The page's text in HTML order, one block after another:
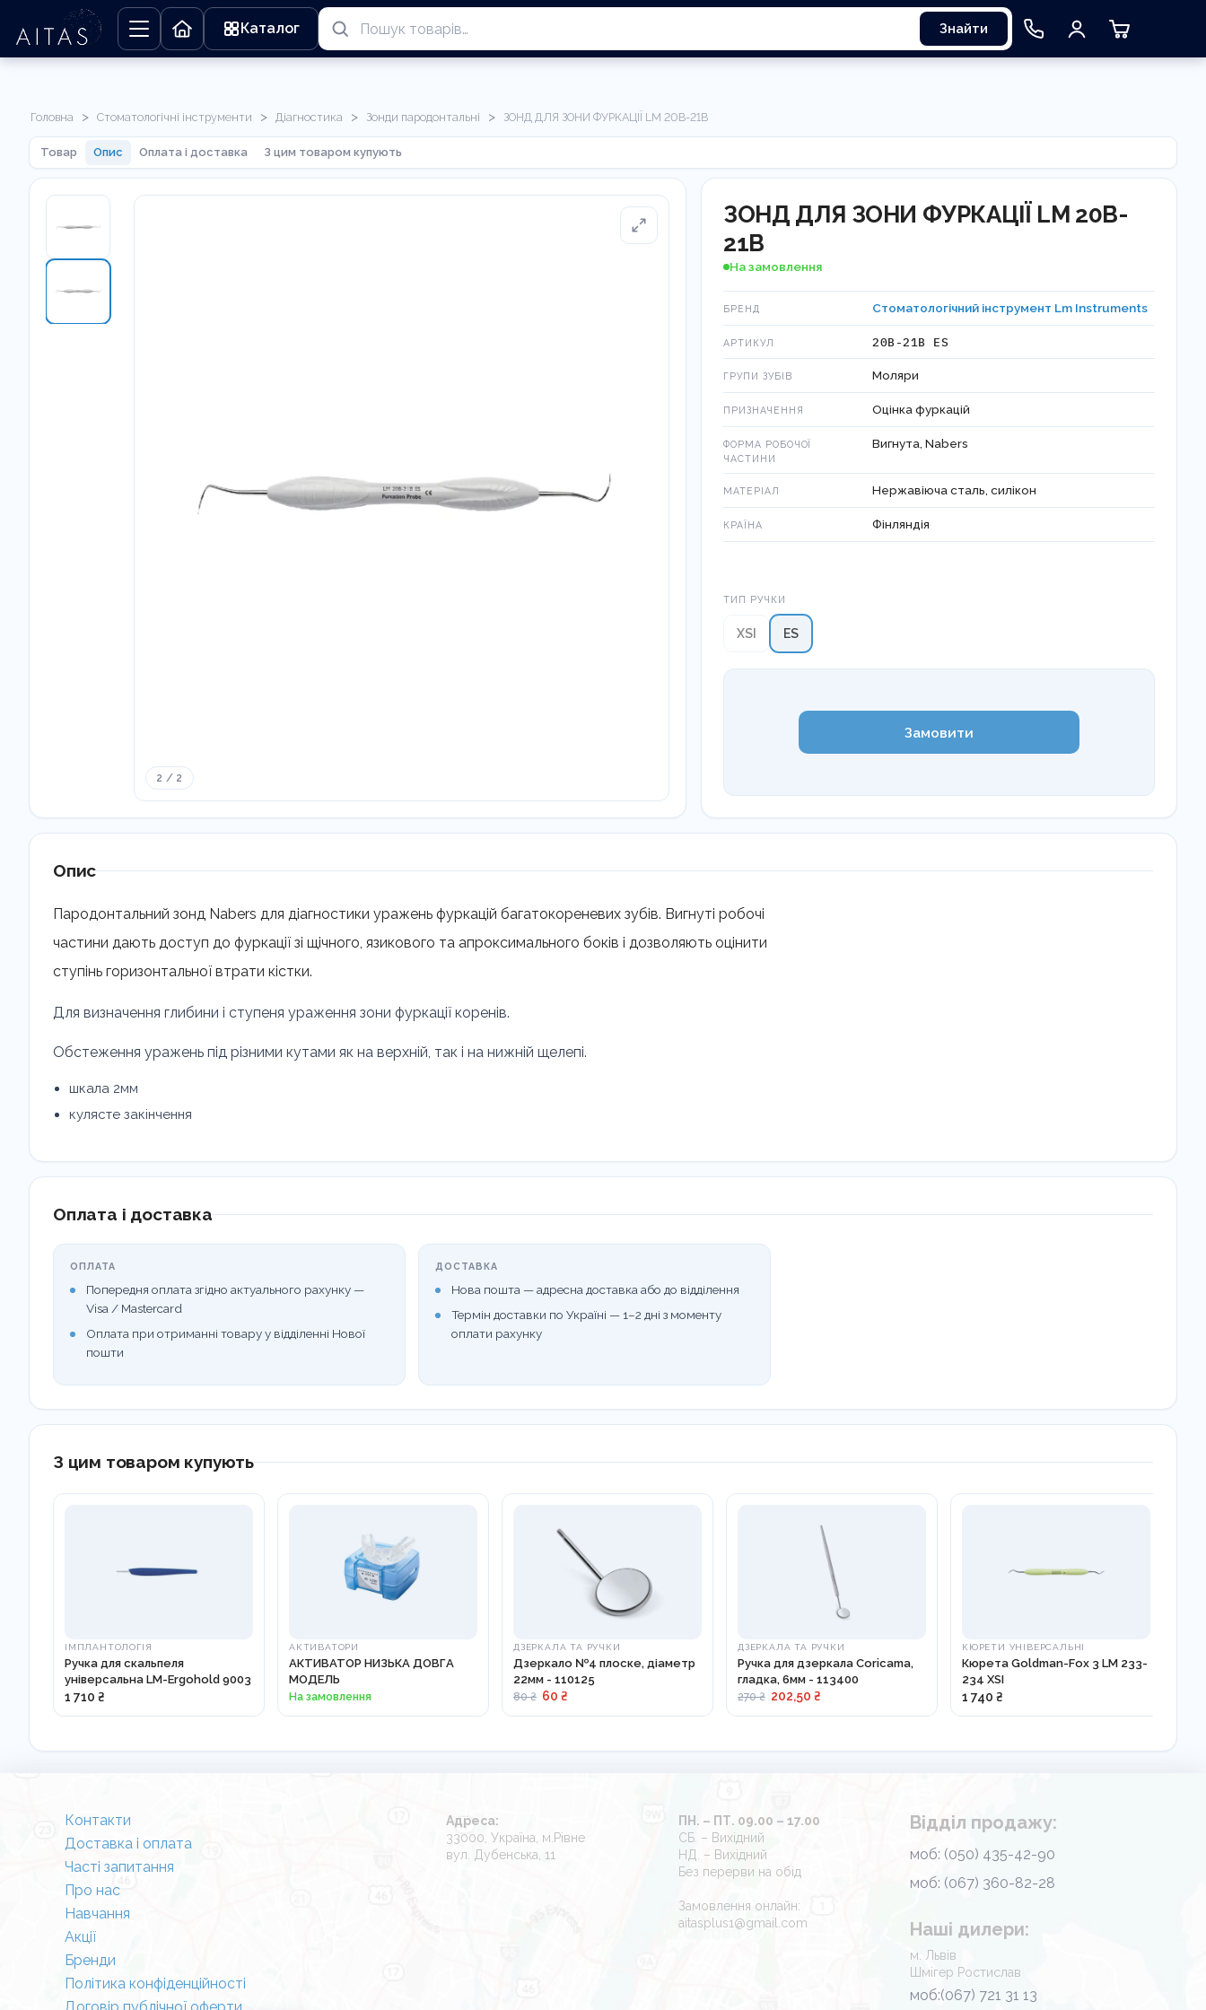
Каталог Знайти
Головна > Стоматологічні інструменти > Діагностика > Зонди пародонтальні > ЗОНД ДЛЯ ЗОНИ ФУРКАЦІЇ LM 20B-21B
Товар Опис Оплата і доставка З цим товаром купують
2 / 2
ЗОНД ДЛЯ ЗОНИ ФУРКАЦІЇ LM 20B-
21B
На замовлення
БРЕНД Стоматологічний інструмент Lm Instruments
АРТИКУЛ 20B-21B ES
ГРУПИ ЗУБІВ Моляри
ПРИЗНАЧЕННЯ Оцінка фуркацій
ФОРМА РОБОЧОЇ
ЧАСТИНИ
Вигнута, Nabers
МАТЕРІАЛ Нержавіюча сталь, силікон
КРАЇНА Фінляндія
ТИП РУЧКИ
XSI ES
Замовити
Опис
Пародонтальний зонд Nabers для діагностики уражень фуркацій багатокореневих зубів. Вигнуті робочі
частини дають доступ до фуркації зі щічного, язикового та апроксимального боків і дозволяють оцінити
ступінь горизонтальної втрати кістки.
Для визначення глибини і ступеня ураження зони фуркації коренів.
Обстеження уражень під різними кутами як на верхній, так і на нижній щелепі.
шкала 2мм
кулясте закінчення
Оплата і доставка
ОПЛАТА
Попередня оплата згідно актуального рахунку —
Visa / Mastercard
Оплата при отриманні товару у відділенні Нової
пошти
ДОСТАВКА
Нова пошта — адресна доставка або до відділення
Термін доставки по Україні — 1–2 дні з моменту
оплати рахунку
З цим товаром купують
ІМПЛАНТОЛОГІЯ
Ручка для скальпеля
універсальна LM-Ergohold 9003
1 710 ₴
АКТИВАТОРИ
АКТИВАТОР НИЗЬКА ДОВГА
МОДЕЛЬ
На замовлення
ДЗЕРКАЛА ТА РУЧКИ
Дзеркало №4 плоске, діаметр
22мм - 110125
80 ₴ 60 ₴
ДЗЕРКАЛА ТА РУЧКИ
Ручка для дзеркала Coricama,
гладка, 6мм - 113400
270 ₴ 202,50 ₴
КЮРЕТИ УНІВЕРСАЛЬНІ
Кюрета Goldman-Fox 3 LM 233-
234 XSI
1 740 ₴
Контакти
Доставка і оплата
Часті запитання
Про нас
Навчання
Акції
Бренди
Політика конфіденційності
Адреса:
33000, Україна, м.Рівне
вул. Дубенська, 11
ПН. – ПТ. 09.00 – 17.00
СБ. – Вихідний
НД. – Вихідний
Без перерви на обід
Замовлення онлайн:
aitasplus1@gmail.com
Відділ продажу:
моб: (050) 435-42-90
моб: (067) 360-82-28
Наші дилери:
м. Львів
Шмігер Ростислав
моб:(067) 721 31 13